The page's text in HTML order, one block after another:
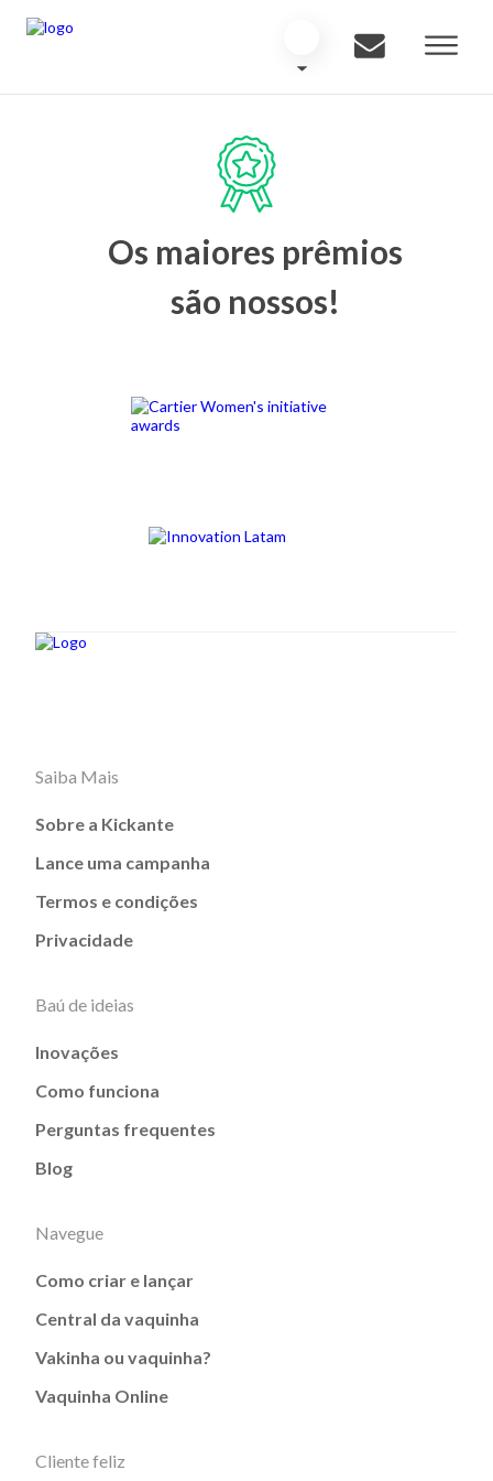
Os maiores prêmios
são nossos!
Saiba Mais
Sobre a Kickante
Lance uma campanha
Termos e condições
Privacidade
Baú de ideias
Inovações
Como funciona
Perguntas frequentes
Blog
Navegue
Como criar e lançar
Central da vaquinha
Vakinha ou vaquinha?
Vaquinha Online
Cliente feliz